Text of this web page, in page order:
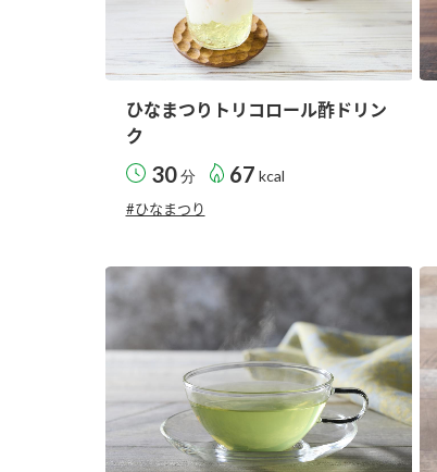
ひなまつりトリコロール酢ドリン
ク
30分 67 kcal
#ひなまつり